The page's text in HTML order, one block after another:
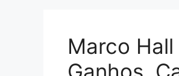
Marco